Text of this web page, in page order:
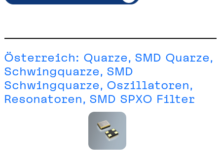
Österreich: Quarze, SMD Quarze,
Schwingquarze, SMD
Schwingquarze, Oszillatoren,
Resonatoren, SMD SPXO Filter